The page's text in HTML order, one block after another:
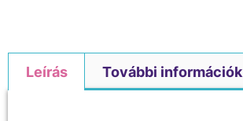
Leírás További információk